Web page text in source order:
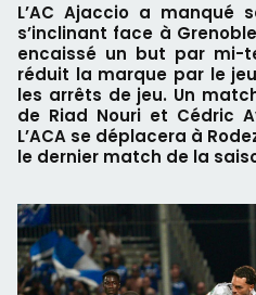
L’AC Ajaccio a manqué
s’inclinant face à
encaissé un but par mi-
réduit la marque par le
les arrêts de jeu. Un
de Riad Nouri et Cédric
L’ACA se déplacera à
le dernier match de la